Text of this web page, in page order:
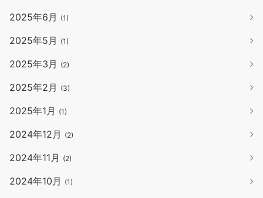
2025年6月 (1)
2025年5月 (1)
2025年3月 (2)
2025年2月 (3)
2025年1月 (1)
2024年12月 (2)
2024年11月 (2)
2024年10月 (1)